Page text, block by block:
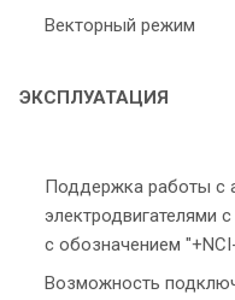
Векторный режим
ЭКСПЛУАТАЦИЯ
Поддержка работы с
электродвигателями
с обозначением
Возможность